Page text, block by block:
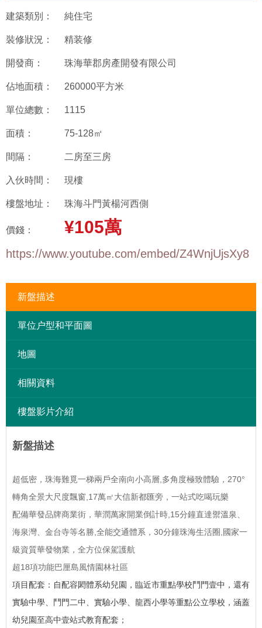
建築類別： 純住宅
裝修狀況： 精装修
開發商： 珠海華郡房產開發有限公司
佔地面積： 260000平方米
單位總數： 1115
面積： 75-128㎡
間隔： 二房至三房
入伙時間： 現樓
樓盤地址： 珠海斗門黃楊河西側
價錢： ¥105萬
https://www.youtube.com/embed/Z4WnjUjsXy8
新盤描述
單位户型和平面圖
地圖
相關資料
樓盤影片介紹
新盤描述
超低密，珠海難覓一梯兩戶全南向小高層,多角度極致體驗，270°
轉角全景大尺度飄窗,17萬㎡大信新都匯旁，一站式吃喝玩樂
配備華發品牌商業街，華潤萬家開業倒計時,15分鐘直達禦溫泉、
海泉灣、金台寺等名勝,全能交通體系，30分鐘珠海生活圈,國家一
級資質華發物業，全方位保駕護航
超18項功能巴厘島風情園林社區
項目配套：自配容閎體系幼兒園，臨近市重點學校鬥門壹中，還有
實驗中學、鬥門二中、實驗小學、龍西小學等重點公立學校，涵蓋
幼兒園至高中壹站式教育配套；